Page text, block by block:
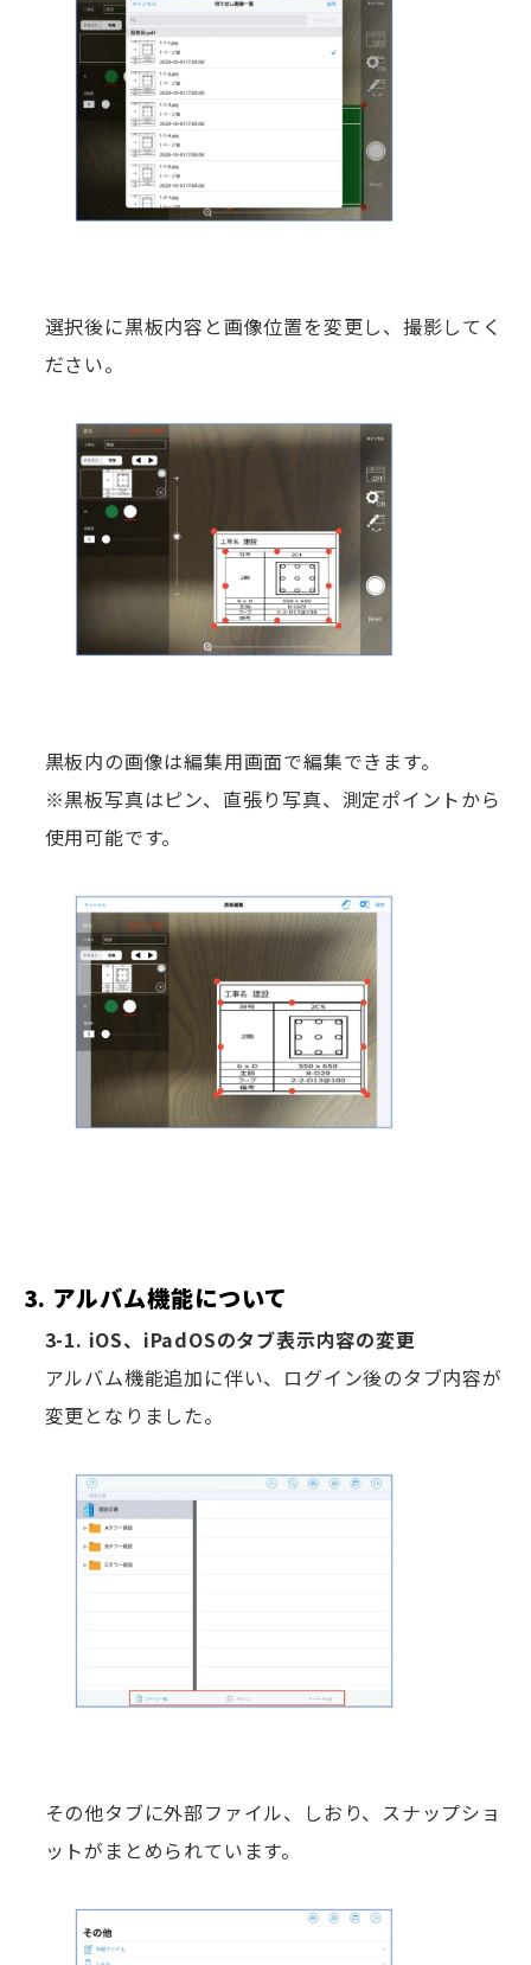
選択後に黒板内容と画像位置を変更し、撮影してく
ださい。
黒板内の画像は編集用画面で編集できます。
※黒板写真はピン、直張り写真、測定ポイントから
使用可能です。
3. アルバム機能について
3-1. iOS、iPadOSのタブ表示内容の変更
アルバム機能追加に伴い、ログイン後のタブ内容が
変更となりました。
その他タブに外部ファイル、しおり、スナップショ
ットがまとめられています。